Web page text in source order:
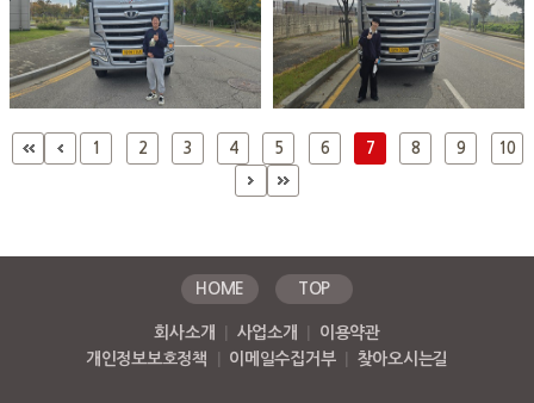
1 2 3 4 5 6 7 8 9 10
HOME TOP
회사소개 사업소개
이용약관
개인정보보호정책
이메일수집거부 찾아오시는길